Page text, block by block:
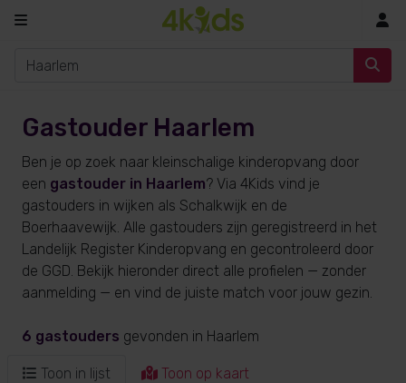
Gastouder Haarlem
Ben je op zoek naar kleinschalige kinderopvang door
een gastouder in Haarlem? Via 4Kids vind je
gastouders in wijken als Schalkwijk en de
Boerhaavewijk. Alle gastouders zijn geregistreerd in het
Landelijk Register Kinderopvang en gecontroleerd door
de GGD. Bekijk hieronder direct alle profielen — zonder
aanmelding — en vind de juiste match voor jouw gezin.
6 gastouders gevonden in Haarlem
Toon in lijst Toon op kaart